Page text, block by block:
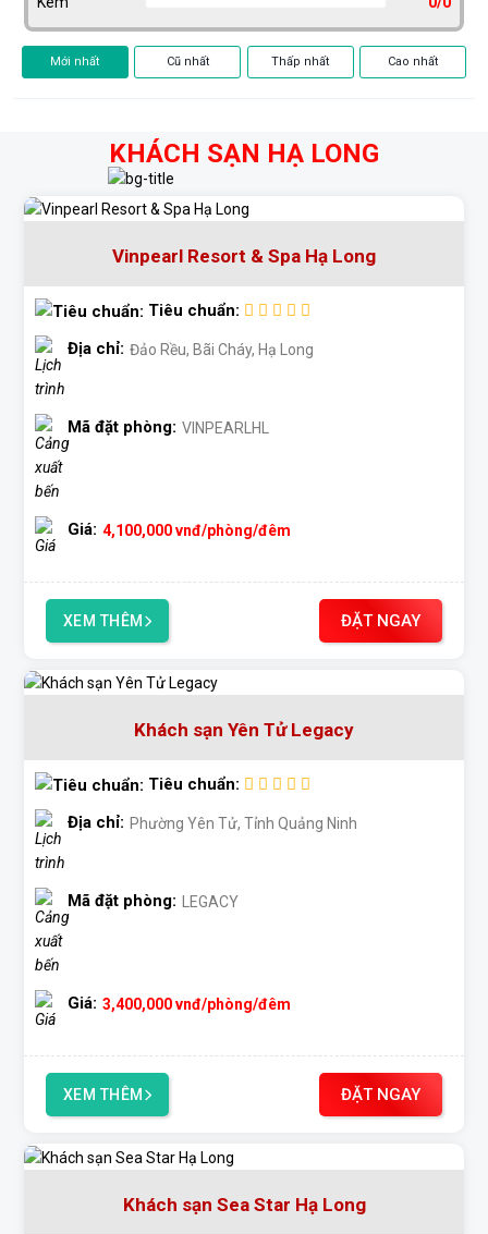
Mới nhất Cũ nhất Thấp nhất Cao nhất
KHÁCH SẠN HẠ LONG
Vinpearl Resort & Spa Hạ Long
Tiêu chuẩn:
Địa chỉ: Đảo Rều, Bãi Cháy, Hạ Long
Mã đặt phòng: VINPEARLHL
Giá: 4,100,000vnđ/phòng/đêm
XEM THÊM ĐẶT NGAY
Khách sạn Yên Tử Legacy
Tiêu chuẩn:
Địa chỉ: Phường Yên Tử, Tỉnh Quảng Ninh
Mã đặt phòng: LEGACY
Giá: 3,400,000vnđ/phòng/đêm
XEM THÊM ĐẶT NGAY
Khách sạn Sea Star Hạ Long